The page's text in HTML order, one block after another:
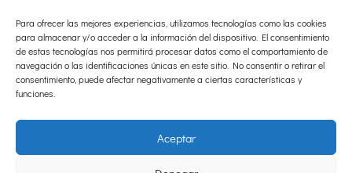
Para ofrecer las mejores experiencias, utilizamos tecnologías como las cookies
para almacenar y/o acceder a la información del dispositivo. El consentimiento
de estas tecnologías nos permitirá procesar datos como el comportamiento de
navegación o las identificaciones únicas en este sitio. No consentir o retirar el
consentimiento, puede afectar negativamente a ciertas características y
funciones.
Aceptar
CONTACTO
info@silva-asociados.com
Tlf:981 94 04 24
Móvil:
634 44 29 67
©2026 Silva Asociados